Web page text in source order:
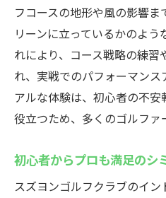
フコースの地形や風の影響
リーンに立っているかのよう
れにより、コース戦略の練習
れ、実戦でのパフォーマンス
アルな体験は、初心者の不
役立つため、多くのゴルファ
初心者からプロも満足のシ
スズヨンゴルフクラブのイ